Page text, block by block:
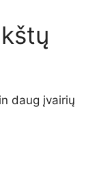
daug įvairių